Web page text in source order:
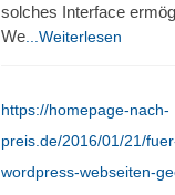
solches Interface
We ...Weiterlesen
https://homepage-nach-
preis.de/2016/01/21/
wordpress-webseiten-